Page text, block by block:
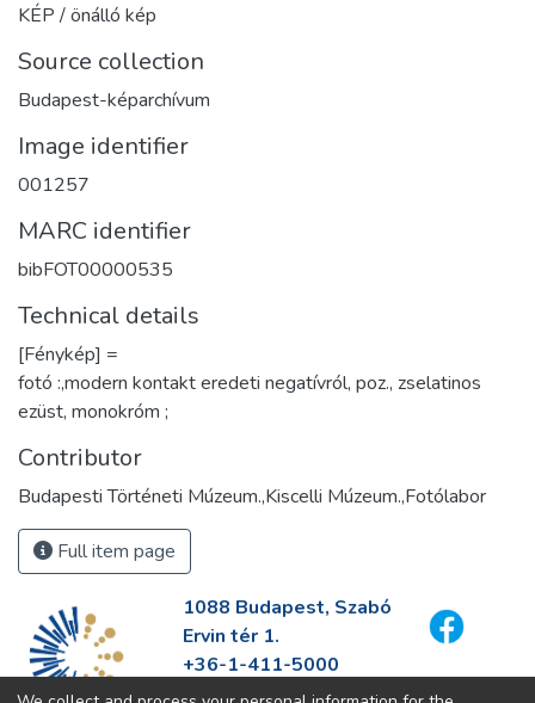
KÉP / önálló kép
Source collection
Budapest-képarchívum
Image identifier
001257
MARC identifier
bibFOT00000535
Technical details
[Fénykép] =
fotó :,modern kontakt eredeti negatívról, poz., zselatinos
ezüst, monokróm ;
Contributor
Budapesti Történeti Múzeum.,Kiscelli Múzeum.,Fotólabor
Full item page
1088 Budapest, Szabó
Ervin tér 1.
+36-1-411-5000
info@fszek.hu